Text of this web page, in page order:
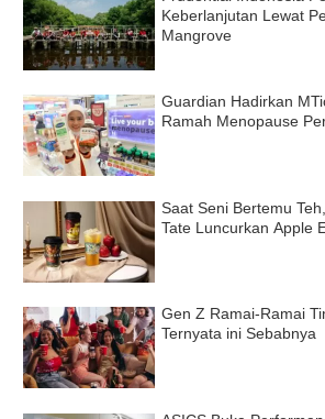
Keberlanjutan Lewat
Mangrove
Guardian Hadirkan
Ramah Menopause
Saat Seni Bertemu
Tate Luncurkan Apple
Gen Z Ramai-Ramai
Ternyata ini Sebabnya